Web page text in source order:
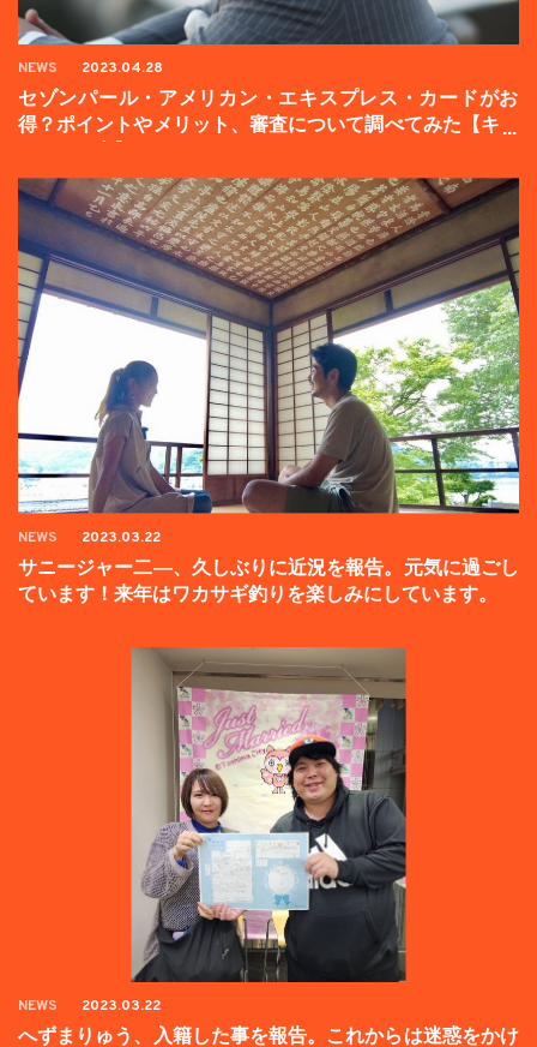
NEWS 2023.04.28
セゾンパール・アメリカン・エキスプレス・カードがお
得？ポイントやメリット、審査について調べてみた【キャ
NEWS 2023.03.22
サニージャー二―、久しぶりに近況を報告。元気に過ごし
ています！来年はワカサギ釣りを楽しみにしています。
NEWS 2023.03.22
へずまりゅう、入籍した事を報告。これからは迷惑をかけ